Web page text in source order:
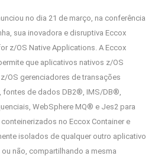
no dia 21 de março, na conferência
sua inovadora e disruptiva Eccox
z/OS Native Applications. A Eccox
que aplicativos nativos z/OS
OS gerenciadores de transações
fontes de dados DB2®, IMS/DB®,
WebSphere MQ® e Jes2 para
no Eccox Container e
isolados de qualquer outro aplicativo
não, compartilhando a mesma